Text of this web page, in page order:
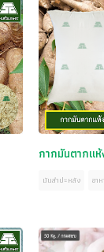
กากมันตากแห้
มันสำปะหลัง อา